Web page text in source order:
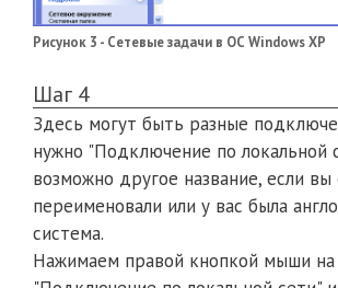
Рисунок 3 - Сетевые задачи в ОС Windows XP
Шаг 4
Здесь могут быть разные
нужно "Подключение по локальной
возможно другое название, если вы
переименовали или у вас была
система.
Нажимаем правой кнопкой мыши на